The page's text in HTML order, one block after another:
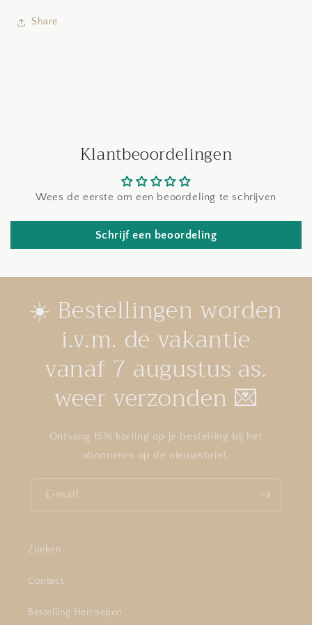
Share
Klantbeoordelingen
Wees de eerste om een beoordeling te schrijven
Schrijf een beoordeling
☀️ Bestellingen worden
i.v.m. de vakantie
vanaf 7 augustus as.
weer verzonden 💌
Ontvang 15% korting op je bestelling bij het
abonneren op de nieuwsbrief.
E‑mail
Zoeken
Contact
Bestelling Herroepen